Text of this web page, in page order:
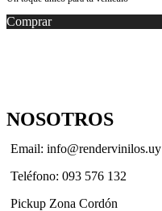
Comprar
NOSOTROS
Email: info@rendervinilos.uy
Teléfono: 093 576 132
Pickup Zona Cordón